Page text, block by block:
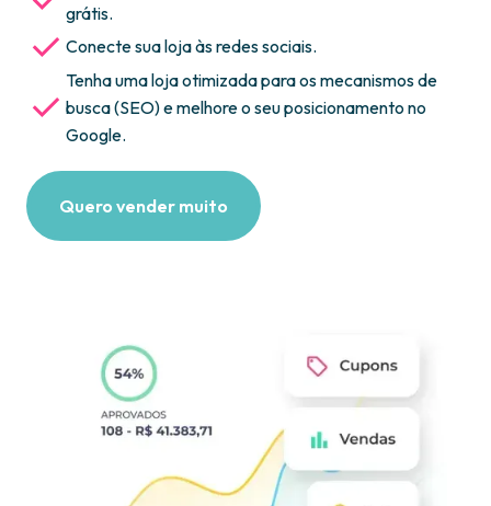
grátis.
Conecte sua loja às redes sociais.
Tenha uma loja otimizada para os mecanismos de
busca (SEO) e melhore o seu posicionamento no
Google.
Quero vender muito